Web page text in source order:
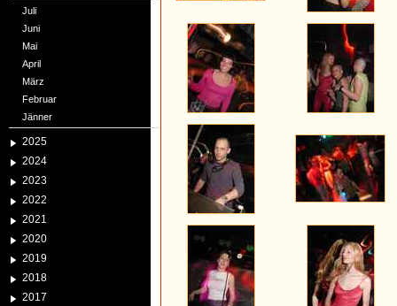
Juli
Juni
Mai
April
März
Februar
Jänner
2025
2024
2023
2022
2021
2020
2019
2018
2017